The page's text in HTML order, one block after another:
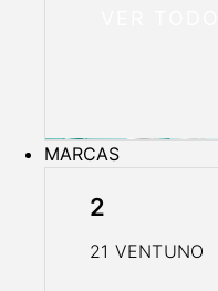
MARCAS
2
21 VENTUNO